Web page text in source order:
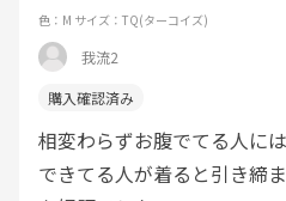
色：M サイズ：TQ(ターコイズ)
我流2
相変わらずお腹でてる人に
できてる人が着ると引き締